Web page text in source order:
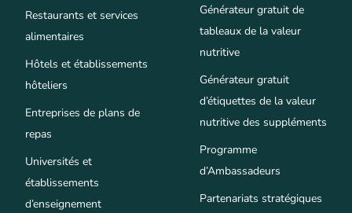
Restaurants et services
alimentaires
Hôtels et établissements
hôteliers
Entreprises de plans de
repas
Universités et
établissements
d’enseignement
Générateur gratuit de
tableaux de la valeur
nutritive
Générateur gratuit
d’étiquettes de la valeur
nutritive des suppléments
Programme
d’Ambassadeurs
Partenariats stratégiques